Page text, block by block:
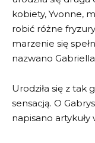
kobiety, Yvonne,
robić różne
marzenie się
nazwano
Urodziła się z tak
sensacją. O
napisano